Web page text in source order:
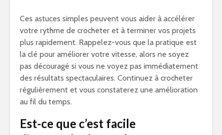
Ces astuces simples peuvent vous aider à accélérer
votre rythme de crocheter et à terminer vos projets
plus rapidement. Rappelez-vous que la pratique est
la clé pour améliorer votre vitesse, alors ne soyez
pas découragé si vous ne voyez pas immédiatement
des résultats spectaculaires. Continuez à crocheter
régulièrement et vous constaterez une amélioration
au fil du temps.
Est-ce que c’est facile